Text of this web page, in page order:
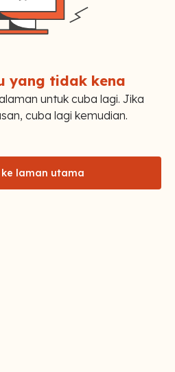
yang tidak kena
untuk cuba lagi. Jika
cuba lagi kemudian.
ke laman utama